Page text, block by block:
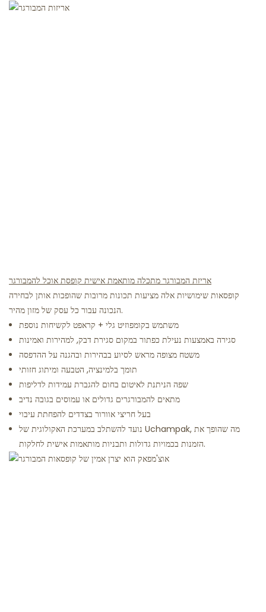
אריזת המבורגר מתכלה מותאמת אישית קופסת אוכל להמבורגר
קופסאות שימושיות אלה מציעות תכונות מרובות שהופכות אותן לבחירה
הנכונה עבור כל עסק של מזון מהיר.
משתמש בקומפוזיט גלי + קראפט לקשיחות נוספת
סגירה באמצעות נעילת כפתור במקום סגירת דבק, למהירות ואמינות
משטח מצופה מראש לסיוע בבהירות ובהגנה על ההדפסה
תומך בלמינציה, הטבעה ומיתוג חזותי
שפה הניתנת לאיטום בחום להגברת עמידות לדליפות
מתאים להמבורגרים גדולים או עמוסים בגובה נדיב
בעל חריצי אוורור בצדדים להפחתת עיבוי
נועד להשתלב במערכת האקולוגית של Uchampak, מה שהופך את
הזמנות בכמויות גדולות ותבניות מותאמות אישית לחלקות.